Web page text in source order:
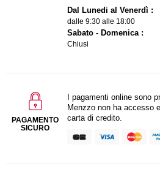
Dal Lunedi al Venerdì :
dalle 9:30 alle 18:00
Sabato - Domenica :
Chiusi
PAGAMENTO
SICURO
I pagamenti online sono
Menzzo non ha accesso
carta di credito.